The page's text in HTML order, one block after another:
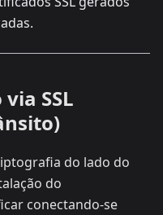
SSL
do lado do
do
conectando-se